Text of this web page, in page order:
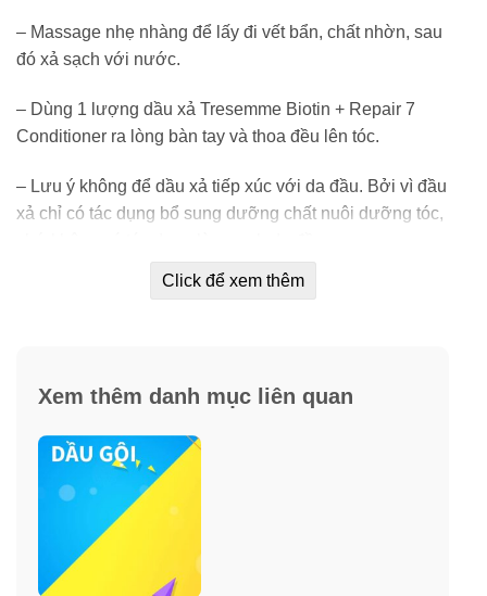
– Massage nhẹ nhàng để lấy đi vết bẩn, chất nhờn, sau
đó xả sạch với nước.
– Dùng 1 lượng dầu xả Tresemme Biotin + Repair 7
Conditioner ra lòng bàn tay và thoa đều lên tóc.
– Lưu ý không để dầu xả tiếp xúc với da đầu. Bởi vì đầu
xả chỉ có tác dụng bổ sung dưỡng chất nuôi dưỡng tóc,
– Sau 2-3 phút, xả lại thật sạch với nước.
Click để xem thêm
Xem thêm danh mục liên quan